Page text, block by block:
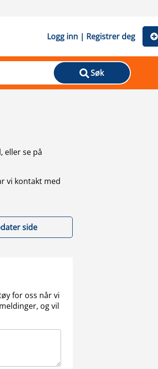
Logg inn | Registrer deg
Søk
eller se på
vi kontakt med
side
for oss når vi
og vil